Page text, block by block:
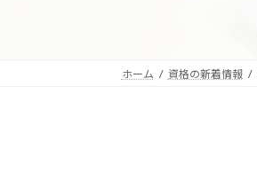
ホーム 資格の新着情報